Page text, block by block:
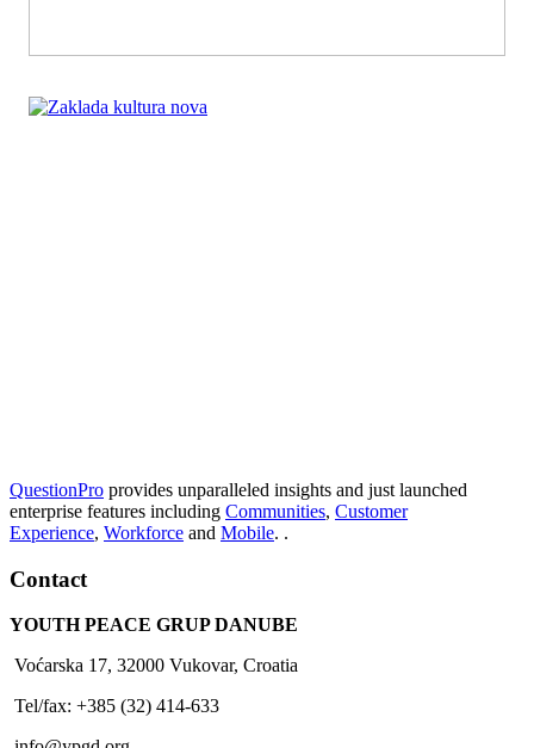
QuestionPro provides unparalleled insights and just launched
enterprise features including Communities, Customer
Experience, Workforce and Mobile. .
Contact
YOUTH PEACE GRUP DANUBE
Voćarska 17, 32000 Vukovar, Croatia
Tel/fax: +385 (32) 414-633